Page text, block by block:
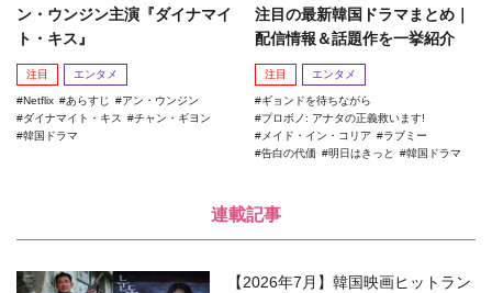
ン・ウンジン主演『ダイナマイ
ト・キス』
注目 エンタメ
Netflix あらすじ
アン・ウンジン
ダイナマイト・キス
チャン・ギヨン
韓国ドラマ
注目の最新韓国ドラマまとめ｜
配信情報＆話題作を一挙紹介
注目 エンタメ
ギョンドを待ちながら
プロボノ: アナタの正義救います!
メイド・イン・コリア
ラブミー
告白の代価
明日はきっと 韓国ドラマ
連載記事
【2026年7月】韓国映画ヒットラン